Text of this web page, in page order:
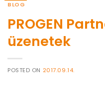
BLOG
PROGEN
üzenetek
POSTED ON 2017.09.14.